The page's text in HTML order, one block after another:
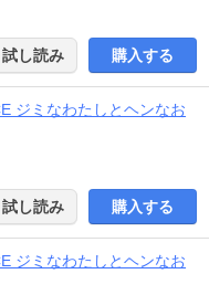
し読み 購入する
ジミなわたしとヘンなお
し読み 購入する
ジミなわたしとヘンなお